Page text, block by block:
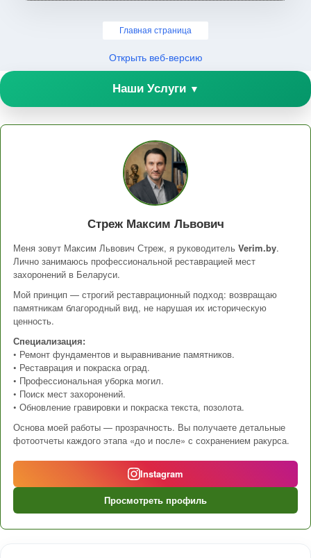
Главная страница
Открыть веб-версию
Наши Услуги ▼
Стреж Максим Львович
Меня зовут Максим Львович Стреж, я руководитель Verim.by.
Лично занимаюсь профессиональной реставрацией мест
захоронений в Беларуси.
Мой принцип — строгий реставрационный подход: возвращаю
памятникам благородный вид, не нарушая их историческую
ценность.
Специализация:
• Ремонт фундаментов и выравнивание памятников.
• Реставрация и покраска оград.
• Профессиональная уборка могил.
• Поиск мест захоронений.
• Обновление гравировки и покраска текста, позолота.
Основа моей работы — прозрачность. Вы получаете детальные
фотоотчеты каждого этапа «до и после» с сохранением ракурса.
Instagram
Просмотреть профиль